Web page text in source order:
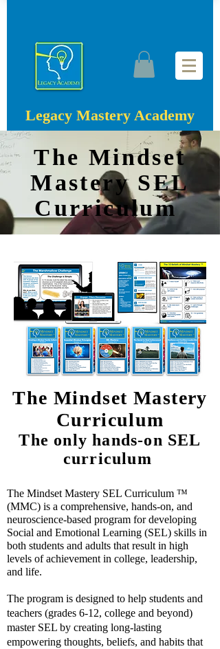
Legacy Mastery Academy
The Mindset
Mastery SEL
Curriculum
The Mindset Mastery
Curriculum
The only hands-on SEL
curriculum
The Mindset Mastery SEL Curriculum ™
(MMC) is a comprehensive, hands-on, and
neuroscience-based program for developing
Social and Emotional Learning (SEL) skills in
both students and adults that result in high
levels of achievement in college, leadership,
and life.
The program is designed to help students and
teachers (grades 6-12, college and beyond)
master SEL by creating long-lasting
empowering thoughts, beliefs, and habits that